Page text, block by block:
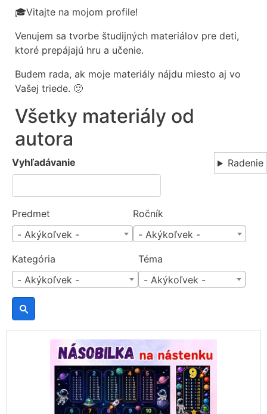
🎓Vitajte na mojom profile!
Venujem sa tvorbe študijných materiálov pre deti,
ktoré prepájajú hru a učenie.
Budem rada, ak moje materiály nájdu miesto aj vo
Vašej triede. 🙂
Všetky materiály od
autora
Vyhľadávanie
Predmet
- Akýkoľvek -
Ročník
- Akýkoľvek -
Kategória
- Akýkoľvek -
Téma
- Akýkoľvek -
Radenie